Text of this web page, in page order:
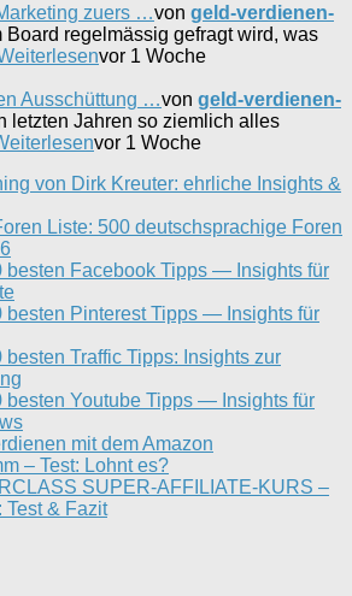
zuers …von geld-verdienen-
Board regelmässig gefragt wird, was
vor 1 Woche
Ausschüttung …von geld-verdienen-
letzten Jahren so ziemlich alles
vor 1 Woche
von Dirk Kreuter: ehrliche Insights &
Liste: 500 deutschsprachige Foren
besten Facebook Tipps — Insights für
besten Pinterest Tipps — Insights für
Traffic Tipps: Insights zur
besten Youtube Tipps — Insights für
mit dem Amazon
– Test: Lohnt es?
SUPER-AFFILIATE-KURS –
Test & Fazit